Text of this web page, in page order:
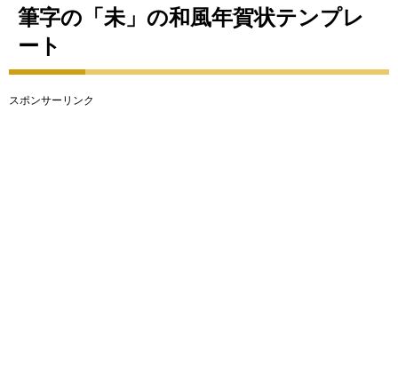
筆字の「未」の和風年賀状テンプレ
ート
スポンサーリンク